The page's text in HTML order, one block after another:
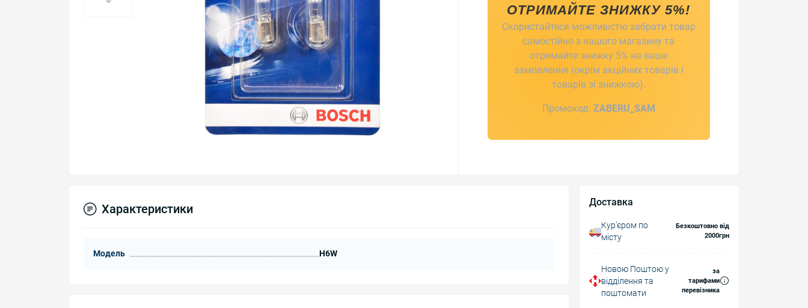
ОТРИМАЙТЕ ЗНИЖКУ 5%!
Скористайтеся можливістю забрати товар
самостійно з нашого магазину та
отримайте знижку 5% на ваше
замовлення (окрім акційних товарів і
товарів зі знижкою).
Промокод: ZABERU_SAM
Доставка
Курʼєром по
місту
Безкоштовно від
2000грн
Новою Поштою у
відділення та
поштомати
за
тарифами
перевізника
Характеристики
Модель H6W